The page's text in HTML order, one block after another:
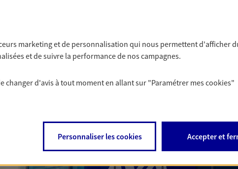
marketing et de personnalisation qui nous permettent d'afficher
et de suivre la performance de nos campagnes.
changer d'avis à tout moment en allant sur "Paramétrer mescookies"
Personnaliser les cookies Accepter et